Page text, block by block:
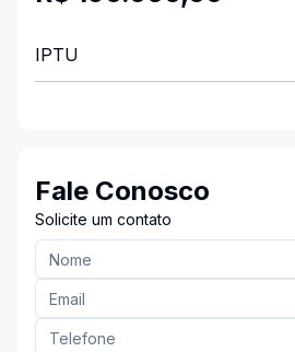
IPTU
Fale Conosco
Solicite um contato